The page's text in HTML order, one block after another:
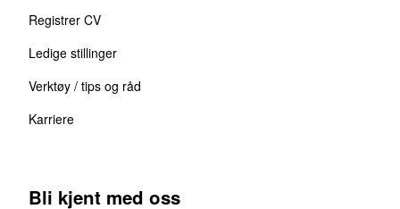
Registrer CV
Ledige stillinger
Verktøy / tips og råd
Karriere
Bli kjent med oss